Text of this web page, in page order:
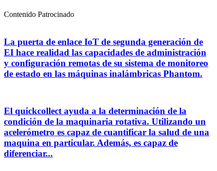
Contenido Patrocinado
La puerta de enlace IoT de segunda generación de
EI hace realidad las capacidades de administración
y configuración remotas de su sistema de monitoreo
de estado en las máquinas inalámbricas Phantom.
El quickcollect ayuda a la determinación de la
condición de la maquinaria rotativa. Utilizando un
acelerómetro es capaz de cuantificar la salud de una
maquina en particular. Además, es capaz de
diferenciar...